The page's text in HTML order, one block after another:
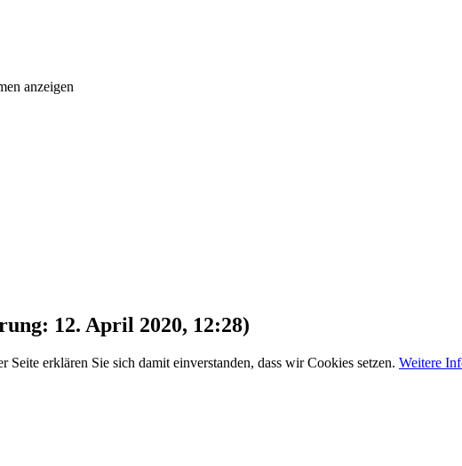
anzeigen
12. April 2020, 12:28)
erklären Sie sich damit einverstanden, dass wir Cookies setzen. Weitere